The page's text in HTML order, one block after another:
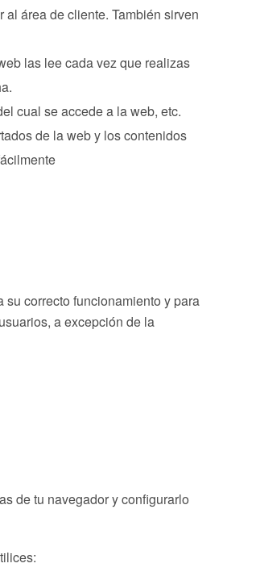
área de cliente. También sirven
las lee cada vez que realizas
cual se accede a la web, etc.
de la web y los contenidos
correcto funcionamiento y para
a excepción de la
de tu navegador y configurarlo